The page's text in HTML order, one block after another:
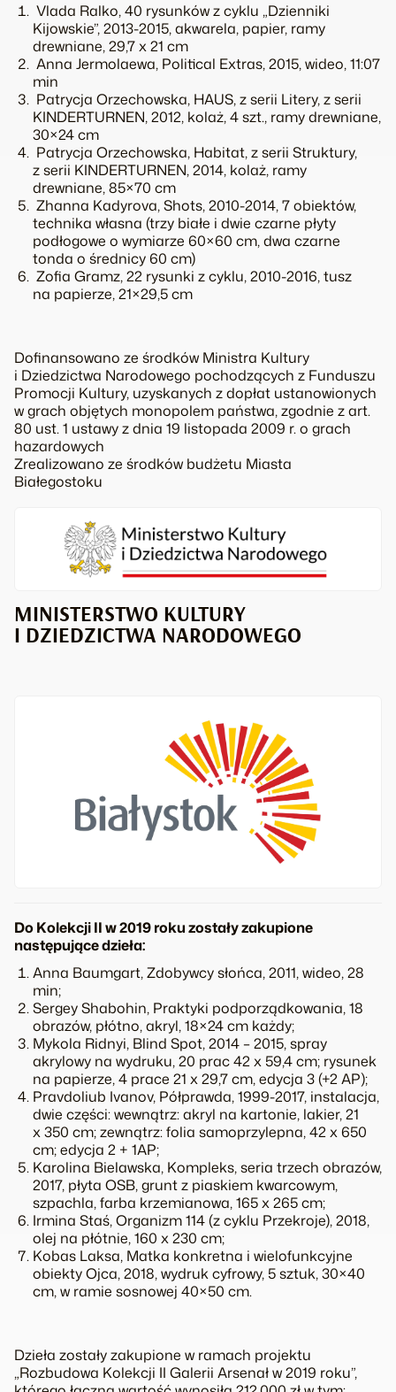
Vlada Ralko, 40 rysunków z cyklu „Dzienniki
Kijowskie”, 2013-2015, akwarela, papier, ramy
drewniane, 29,7 x 21 cm
Anna Jermolaewa, Political Extras, 2015, wideo, 11:07
min
Patrycja Orzechowska, HAUS, z serii Litery, z serii
KINDERTURNEN, 2012, kolaż, 4 szt., ramy drewniane,
30×24 cm
Patrycja Orzechowska, Habitat, z serii Struktury,
z serii KINDERTURNEN, 2014, kolaż, ramy
drewniane, 85×70 cm
Zhanna Kadyrova, Shots, 2010-2014, 7 obiektów,
technika własna (trzy białe i dwie czarne płyty
podłogowe o wymiarze 60×60 cm, dwa czarne
tonda o średnicy 60 cm)
Zofia Gramz, 22 rysunki z cyklu, 2010-2016, tusz
na papierze, 21×29,5 cm
Dofinansowano ze środków Ministra Kultury
i Dziedzictwa Narodowego pochodzących z Funduszu
Promocji Kultury, uzyskanych z dopłat ustanowionych
w grach objętych monopolem państwa, zgodnie z art.
80 ust. 1 ustawy z dnia 19 listopada 2009 r. o grach
hazardowych
Zrealizowano ze środków budżetu Miasta
Białegostoku
MINISTERSTWO KULTURY
I DZIEDZICTWA NARODOWEGO
Do Kolekcji II w 2019 roku zostały zakupione
następujące dzieła:
Anna Baumgart, Zdobywcy słońca, 2011, wideo, 28
min;
Sergey Shabohin, Praktyki podporządkowania, 18
obrazów, płótno, akryl, 18×24 cm każdy;
Mykola Ridnyi, Blind Spot, 2014 – 2015, spray
akrylowy na wydruku, 20 prac 42 x 59,4 cm; rysunek
na papierze, 4 prace 21 x 29,7 cm, edycja 3 (+2 AP);
Pravdoliub Ivanov, Półprawda, 1999-2017, instalacja,
dwie części: wewnątrz: akryl na kartonie, lakier, 21
x 350 cm; zewnątrz: folia samoprzylepna, 42 x 650
cm; edycja 2 + 1AP;
Karolina Bielawska, Kompleks, seria trzech obrazów,
2017, płyta OSB, grunt z piaskiem kwarcowym,
szpachla, farba krzemianowa, 165 x 265 cm;
Irmina Staś, Organizm 114 (z cyklu Przekroje), 2018,
olej na płótnie, 160 x 230 cm;
Kobas Laksa, Matka konkretna i wielofunkcyjne
obiekty Ojca, 2018, wydruk cyfrowy, 5 sztuk, 30×40
cm, w ramie sosnowej 40×50 cm.
Dzieła zostały zakupione w ramach projektu
„Rozbudowa Kolekcji II Galerii Arsenał w 2019 roku”,